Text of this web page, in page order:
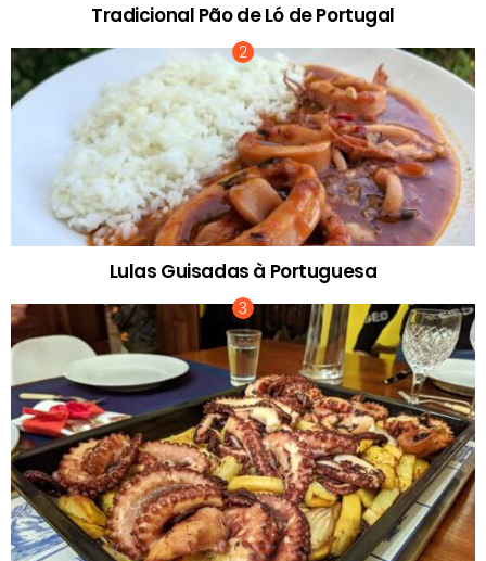
Tradicional Pão de Ló de Portugal
Lulas Guisadas à Portuguesa